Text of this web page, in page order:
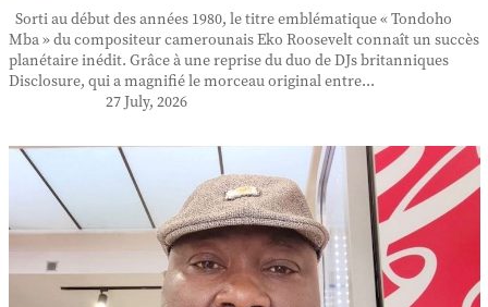
Sorti au début des années 1980, le titre emblématique « Tondoho
Mba » du compositeur camerounais Eko Roosevelt connaît un succès
planétaire inédit. Grâce à une reprise du duo de DJs britanniques
Disclosure, qui a magnifié le morceau original entre...
27 July, 2026